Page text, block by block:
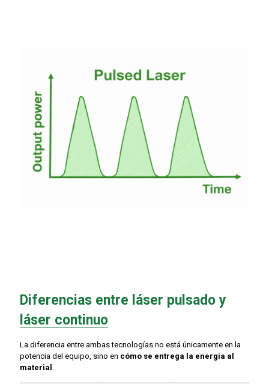
Diferencias entre láser pulsado y
láser continuo
La diferencia entre ambas tecnologías no está únicamente en la
potencia del equipo, sino en cómo se entrega la energía al
material .